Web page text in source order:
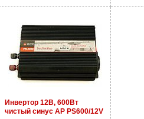
Инвертор 12В, 600Вт
чистый синус AP PS600/12V